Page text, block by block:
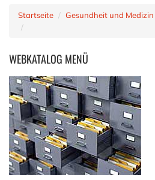
Startseite Gesundheit und Medizin
WEBKATALOG MENÜ